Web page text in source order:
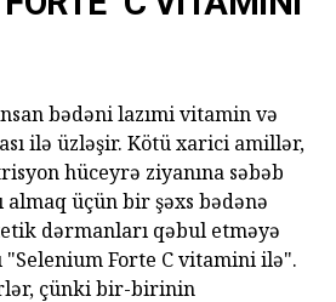
bədəni lazımi vitamin və
ilə üzləşir. Kötü xarici amillər,
hüceyrə ziyanına səbəb
almaq üçün bir şəxs bədənə
dərmanları qəbul etməyə
"Selenium Forte C vitamini ilə".
çünki bir-birinin